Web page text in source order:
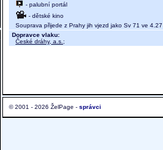
- palubní portál
- dětské kino
Souprava přijede z Prahy jih vjezd jako Sv 71 ve 4.27
Dopravce vlaku:
České dráhy, a.s. ;
© 2001 - 2026 ŽelPage - správci